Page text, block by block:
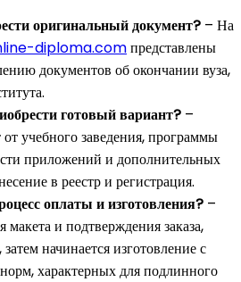
оригинальный документ? – На
diploma.comпредставлены
документов об окончании вуза,
готовый вариант? –
учебного заведения, программы
приложений и дополнительных
в реестр и регистрация.
оплаты и изготовления? –
макета и подтверждения заказа,
начинается изготовление с
характерных для подлинного